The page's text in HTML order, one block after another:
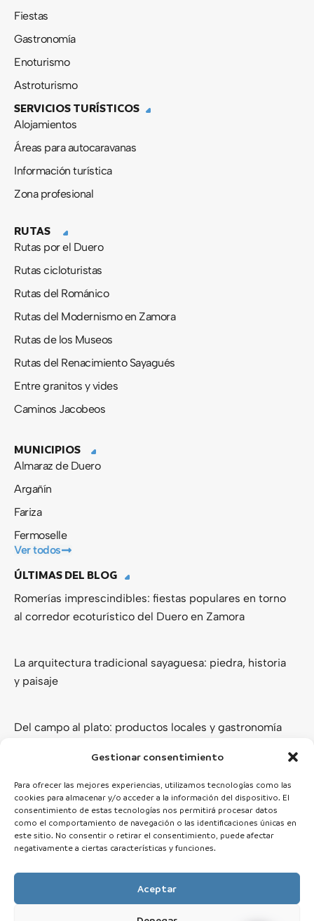
Gestionar consentimiento
Para ofrecer las mejores experiencias, utilizamos tecnologías como las
cookies para almacenar y/o acceder a la información del dispositivo. El
consentimiento de estas tecnologías nos permitirá procesar datos
como el comportamiento de navegación o las identificaciones únicas en
este sitio. No consentir o retirar el consentimiento, puede afectar
negativamente a ciertas características y funciones.
Aceptar
Fiestas
Gastronomía
Enoturismo
Astroturismo
SERVICIOS TURÍSTICOS
Alojamientos
Áreas para autocaravanas
Información turística
Zona profesional
RUTAS
Rutas por el Duero
Rutas cicloturistas
Rutas del Románico
Rutas del Modernismo en Zamora
Rutas de los Museos
Rutas del Renacimiento Sayagués
Entre granitos y vides
Caminos Jacobeos
MUNICIPIOS
Almaraz de Duero
Argañín
Fariza
Fermoselle
Ver todos
ÚLTIMAS DEL BLOG
Romerías imprescindibles: fiestas populares en torno
al corredor ecoturístico del Duero en Zamora
La arquitectura tradicional sayaguesa: piedra, historia
y paisaje
Del campo al plato: productos locales y gastronomía